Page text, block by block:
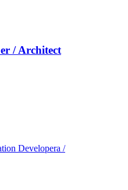
/ Architect
Developera /